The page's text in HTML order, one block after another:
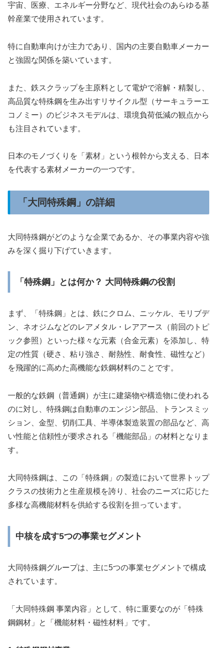
宇宙、医療、エネルギー分野など、現代社会のあらゆる基
幹産業で使用されています。
特に自動車向けが主力であり、国内の主要自動車メーカー
と強固な関係を築いています。
また、鉄スクラップを主原料として電炉で溶解・精製し、
高品質な特殊鋼を生み出すリサイクル型（サーキュラーエ
コノミー）のビジネスモデルは、環境負荷低減の観点から
も注目されています。
日本のモノづくりを「素材」という根幹から支える、日本
を代表する素材メーカーの一つです。
「大同特殊鋼」の詳細
大同特殊鋼がどのような企業であるか、その事業内容や強
みを深く掘り下げていきます。
「特殊鋼」とは何か？ 大同特殊鋼の役割
まず、「特殊鋼」とは、鉄にクロム、ニッケル、モリブデ
ン、ネオジムなどのレアメタル・レアアース（前回のトピ
ック参照）といった様々な元素（合金元素）を添加し、特
定の性質（硬さ、粘り強さ、耐熱性、耐食性、磁性など）
を飛躍的に高めた高機能な鉄鋼材料のことです。
一般的な鉄鋼（普通鋼）が主に建築物や構造物に使われる
のに対し、特殊鋼は自動車のエンジン部品、トランスミッ
ション、金型、切削工具、半導体製造装置の部品など、高
い性能と信頼性が要求される「機能部品」の材料となりま
す。
大同特殊鋼は、この「特殊鋼」の製造において世界トップ
クラスの技術力と生産規模を誇り、社会のニーズに応じた
多様な高機能材料を供給する役割を担っています。
中核を成す5つの事業セグメント
大同特殊鋼グループは、主に5つの事業セグメントで構成
されています。
「大同特殊鋼 事業内容」として、特に重要なのが「特殊
鋼鋼材」と「機能材料・磁性材料」です。